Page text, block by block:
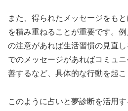
また、得られたメッセージをも
を積み重ねることが重要です。
の注意があれば生活習慣の見直
でのメッセージがあればコミュ
善するなど、具体的な行動を起こ
このように占いと夢診断を活用